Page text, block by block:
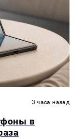
3 часа назад
в